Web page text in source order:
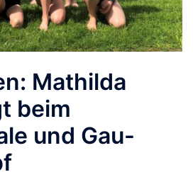
Mathilda
beim
und Gau-